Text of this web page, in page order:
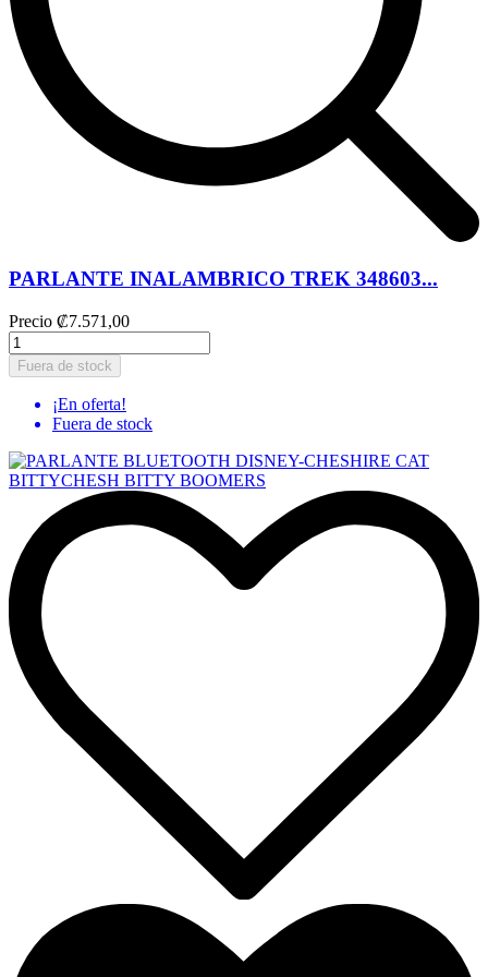
PARLANTE INALAMBRICO TREK 348603...
Precio ₡7.571,00
Fuera de stock
¡En oferta!
Fuera de stock